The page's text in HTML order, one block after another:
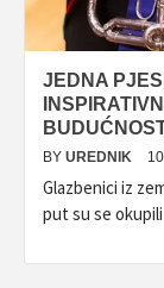
JEDNA
BY UREDNIK
Glazbenici iz
put su se okupili